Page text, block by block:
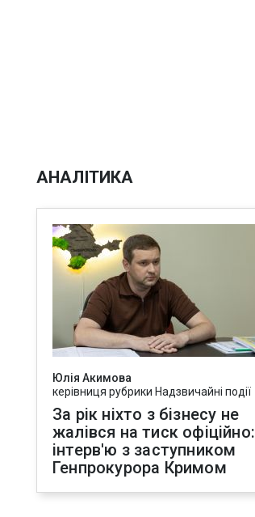
АНАЛІТИКА
Юлія Акимова
керівниця рубрики Надзвичайні події
За рік ніхто з бізнесу не
жалівся на тиск офіційно:
інтерв'ю з заступником
Генпрокурора Кримом